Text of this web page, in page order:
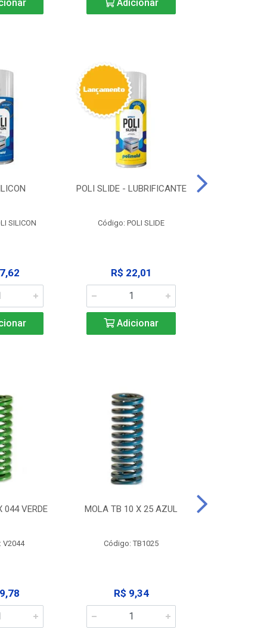
Adicionar
SILICON
POLI SLIDE - LUBRIFICANTE
Código: POLI SLIDE
R$ 22,01
Adicionar
044 VERDE
V2044
MOLA TB 10 X 25 AZUL
Código: TB1025
R$ 9,34